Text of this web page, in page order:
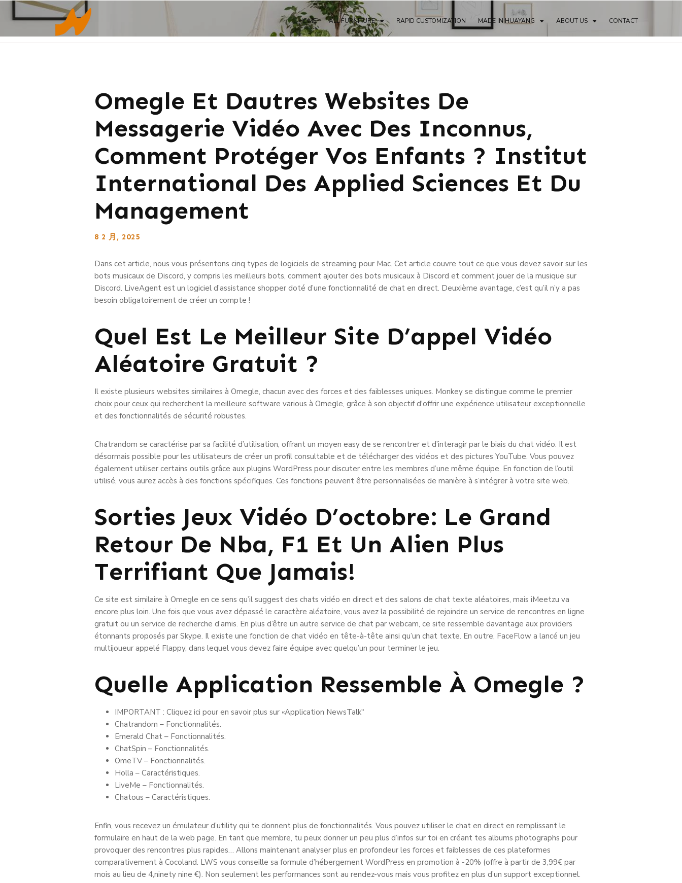
HOME ALL FURNITURE RAPID CUSTOMIZATION MADE IN HUAYANG ABOUT US CONTACT
Omegle Et Dautres Websites De
Messagerie Vidéo Avec Des Inconnus,
Comment Protéger Vos Enfants ? Institut
International Des Applied Sciences Et Du
Management
8 2 月, 2025
Dans cet article, nous vous présentons cinq types de logiciels de streaming pour Mac. Cet article couvre tout ce que vous devez savoir sur les
bots musicaux de Discord, y compris les meilleurs bots, comment ajouter des bots musicaux à Discord et comment jouer de la musique sur
Discord. LiveAgent est un logiciel d’assistance shopper doté d’une fonctionnalité de chat en direct. Deuxième avantage, c’est qu’il n’y a pas
besoin obligatoirement de créer un compte !
Quel Est Le Meilleur Site D’appel Vidéo
Aléatoire Gratuit ?
Il existe plusieurs websites similaires à Omegle, chacun avec des forces et des faiblesses uniques. Monkey se distingue comme le premier
choix pour ceux qui recherchent la meilleure software various à Omegle, grâce à son objectif d'offrir une expérience utilisateur exceptionnelle
et des fonctionnalités de sécurité robustes.
Chatrandom se caractérise par sa facilité d’utilisation, offrant un moyen easy de se rencontrer et d’interagir par le biais du chat vidéo. Il est
désormais possible pour les utilisateurs de créer un profil consultable et de télécharger des vidéos et des pictures YouTube. Vous pouvez
également utiliser certains outils grâce aux plugins WordPress pour discuter entre les membres d’une même équipe. En fonction de l’outil
utilisé, vous aurez accès à des fonctions spécifiques. Ces fonctions peuvent être personnalisées de manière à s’intégrer à votre site web.
Sorties Jeux Vidéo D’octobre: Le Grand
Retour De Nba, F1 Et Un Alien Plus
Terrifiant Que Jamais!
Ce site est similaire à Omegle en ce sens qu’il suggest des chats vidéo en direct et des salons de chat texte aléatoires, mais iMeetzu va
encore plus loin. Une fois que vous avez dépassé le caractère aléatoire, vous avez la possibilité de rejoindre un service de rencontres en ligne
gratuit ou un service de recherche d’amis. En plus d’être un autre service de chat par webcam, ce site ressemble davantage aux providers
étonnants proposés par Skype. Il existe une fonction de chat vidéo en tête-à-tête ainsi qu’un chat texte. En outre, FaceFlow a lancé un jeu
multijoueur appelé Flappy, dans lequel vous devez faire équipe avec quelqu’un pour terminer le jeu.
Quelle Application Ressemble À Omegle ?
IMPORTANT : Cliquez ici pour en savoir plus sur «Application NewsTalk"
Chatrandom – Fonctionnalités.
Emerald Chat – Fonctionnalités.
ChatSpin – Fonctionnalités.
OmeTV – Fonctionnalités.
Holla – Caractéristiques.
LiveMe – Fonctionnalités.
Chatous – Caractéristiques.
Enfin, vous recevez un émulateur d’utility qui te donnent plus de fonctionnalités. Vous pouvez utiliser le chat en direct en remplissant le
formulaire en haut de la web page. En tant que membre, tu peux donner un peu plus d’infos sur toi en créant tes albums photographs pour
provoquer des rencontres plus rapides… Allons maintenant analyser plus en profondeur les forces et faiblesses de ces plateformes
comparativement à Cocoland. LWS vous conseille sa formule d’hébergement WordPress en promotion à -20% (offre à partir de 3,99€ par
mois au lieu de 4,ninety nine €). Non seulement les performances sont au rendez-vous mais vous profitez en plus d’un support exceptionnel.